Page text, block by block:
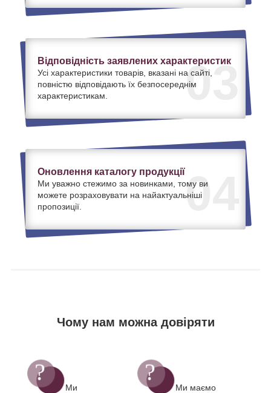
03
Відповідність заявлених характеристик
Усі характеристики товарів, вказані на сайті,
повністю відповідають їх безпосереднім
характеристикам.
04
Оновлення каталогу продукції
Ми уважно стежимо за новинками, тому ви
можете розраховувати на найактуальніші
пропозиції.
Чому нам можна довіряти
Ми
Ми маємо